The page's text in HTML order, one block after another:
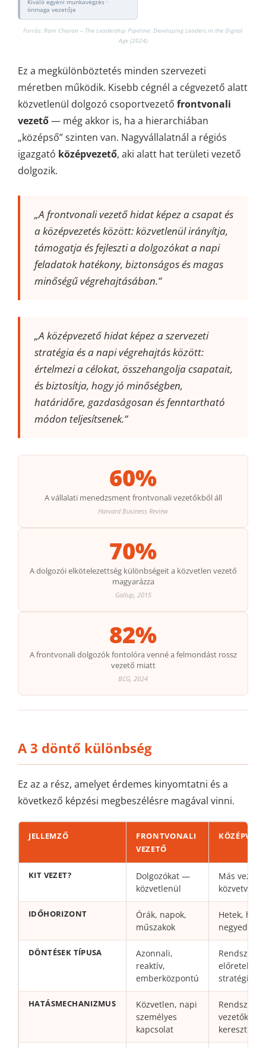
Kiváló egyéni munkavégzés ·
önmaga vezetője
Forrás: Ram Charan – The Leadership Pipeline: Developing Leaders in the Digital
Age (2024)
Ez a megkülönböztetés minden szervezeti
méretben működik. Kisebb cégnél a cégvezető alatt
közvetlenül dolgozó csoportvezető frontvonali
vezető— még akkor is, ha a hierarchiában
„középső” szinten van. Nagyvállalatnál a régiós
igazgató középvezető, aki alatt hat területi vezető
dolgozik.
„A frontvonali vezető hidat képez a csapat és
a középvezetés között: közvetlenül irányítja,
támogatja és fejleszti a dolgozókat a napi
feladatok hatékony, biztonságos és magas
minőségű végrehajtásában.”
„A középvezető hidat képez a szervezeti
stratégia és a napi végrehajtás között:
értelmezi a célokat, összehangolja csapatait,
és biztosítja, hogy jó minőségben,
határidőre, gazdaságosan és fenntartható
módon teljesítsenek.”
60%
A vállalati menedzsment frontvonali vezetőkből áll
Harvard Business Review
70%
A dolgozói elkötelezettség különbségeit a közvetlen vezető
magyarázza
Gallup, 2015
82%
A frontvonali dolgozók fontolóra venné a felmondást rossz
vezető miatt
BCG, 2024
A 3 döntő különbség
Ez az a rész, amelyet érdemes kinyomtatni és a
következő képzési megbeszélésre magával vinni.
JELLEMZŐ
FRONTVONALI
VEZETŐ
KIT VEZET?
Dolgozókat —
közvetlenül
Más
közvetve
IDŐHORIZONT
Órák, napok,
műszakok
Hetek,
negyedévek
DÖNTÉSEK TÍPUSA
Azonnali,
reaktív,
emberközpontú
stratégiai
HATÁSMECHANIZMUS
Közvetlen, napi
személyes
kapcsolat
vezetőkön
keresztül